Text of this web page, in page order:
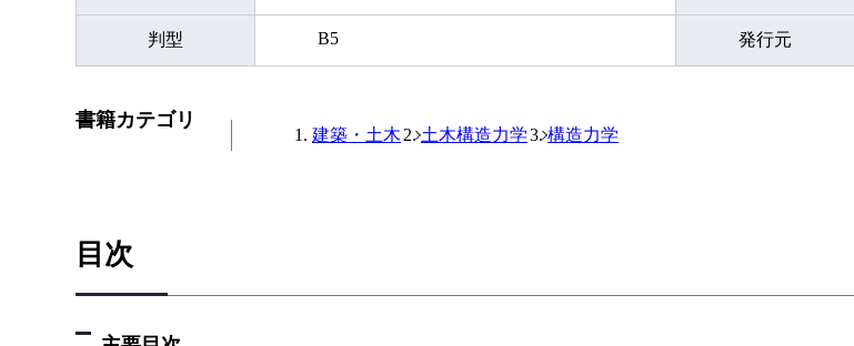
判型 B5 発行元
書籍カテゴリ
建築・土木 土木構造力学 構造力学
目次